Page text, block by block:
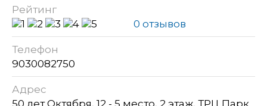
Рейтинг
0 отзывов
Телефон
9030082750
Адрес
50 лет Октября, 12 - 5 место, 2 этаж, ТРЦ Парк